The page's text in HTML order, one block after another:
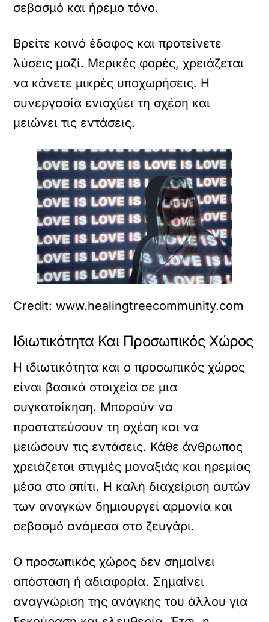
σεβασμό και ήρεμο τόνο.
Βρείτε κοινό έδαφος και προτείνετε
λύσεις μαζί. Μερικές φορές, χρειάζεται
να κάνετε μικρές υποχωρήσεις. Η
συνεργασία ενισχύει τη σχέση και
μειώνει τις εντάσεις.
Credit: www.healingtreecommunity.com
Ιδιωτικότητα Και Προσωπικός Χώρος
Η ιδιωτικότητα και ο προσωπικός χώρος
είναι βασικά στοιχεία σε μια
συγκατοίκηση. Μπορούν να
προστατεύσουν τη σχέση και να
μειώσουν τις εντάσεις. Κάθε άνθρωπος
χρειάζεται στιγμές μοναξιάς και ηρεμίας
μέσα στο σπίτι. Η καλή διαχείριση αυτών
των αναγκών δημιουργεί αρμονία και
σεβασμό ανάμεσα στο ζευγάρι.
Ο προσωπικός χώρος δεν σημαίνει
απόσταση ή αδιαφορία. Σημαίνει
αναγνώριση της ανάγκης του άλλου για